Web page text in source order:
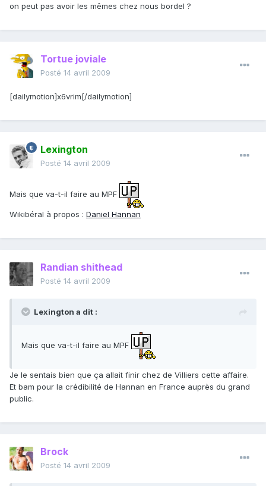
on peut pas avoir les mêmes chez nous bordel ?
Tortue joviale
Posté 14 avril 2009
[dailymotion]x6vrim[/dailymotion]
Lexington
Posté 14 avril 2009
Mais que va-t-il faire au MPF
Wikibéral à propos : Daniel Hannan
Randian shithead
Posté 14 avril 2009
Lexington a dit :
Mais que va-t-il faire au MPF
Je le sentais bien que ça allait finir chez de Villiers cette affaire.
Et bam pour la crédibilité de Hannan en France auprès du grand
public.
Brock
Posté 14 avril 2009